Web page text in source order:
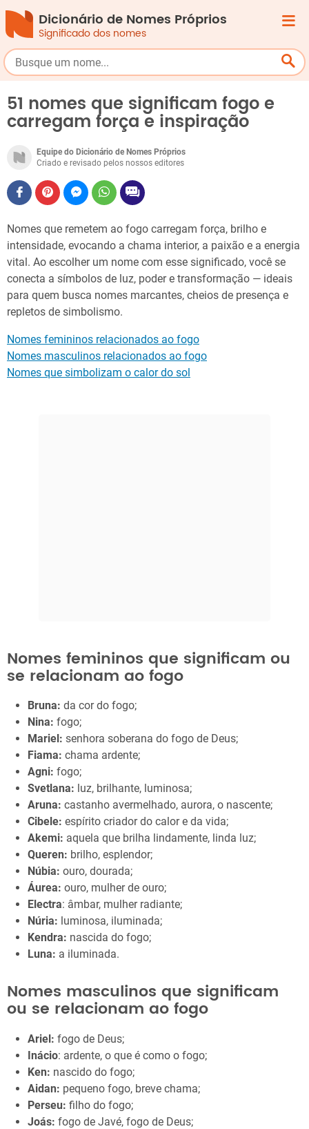
Dicionário de Nomes Próprios
Significado dos nomes
51 nomes que significam fogo e
carregam força e inspiração
Equipe do Dicionário de Nomes Próprios
Criado e revisado pelos nossos editores
Nomes que remetem ao fogo carregam força, brilho e
intensidade, evocando a chama interior, a paixão e a energia
vital. Ao escolher um nome com esse significado, você se
conecta a símbolos de luz, poder e transformação — ideais
para quem busca nomes marcantes, cheios de presença e
repletos de simbolismo.
Nomes femininos relacionados ao fogo
Nomes masculinos relacionados ao fogo
Nomes que simbolizam o calor do sol
Nomes femininos que significam ou
se relacionam ao fogo
Bruna: da cor do fogo;
Nina: fogo;
Mariel: senhora soberana do fogo de Deus;
Fiama: chama ardente;
Agni: fogo;
Svetlana: luz, brilhante, luminosa;
Aruna: castanho avermelhado, aurora, o nascente;
Cibele: espírito criador do calor e da vida;
Akemi: aquela que brilha lindamente, linda luz;
Queren: brilho, esplendor;
Núbia: ouro, dourada;
Áurea: ouro, mulher de ouro;
Electra: âmbar, mulher radiante;
Núria: luminosa, iluminada;
Kendra: nascida do fogo;
Luna: a iluminada.
Nomes masculinos que significam
ou se relacionam ao fogo
Ariel: fogo de Deus;
Inácio: ardente, o que é como o fogo;
Ken: nascido do fogo;
Aidan: pequeno fogo, breve chama;
Perseu: filho do fogo;
Joás: fogo de Javé, fogo de Deus;